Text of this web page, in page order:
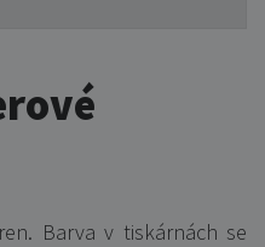
Barva v tiskárnách se